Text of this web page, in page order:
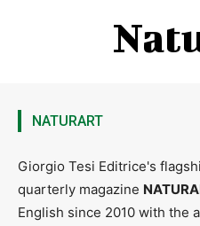
NATURART
Giorgio Tesi Editrice's
quarterly magazine
English since 2010 with the